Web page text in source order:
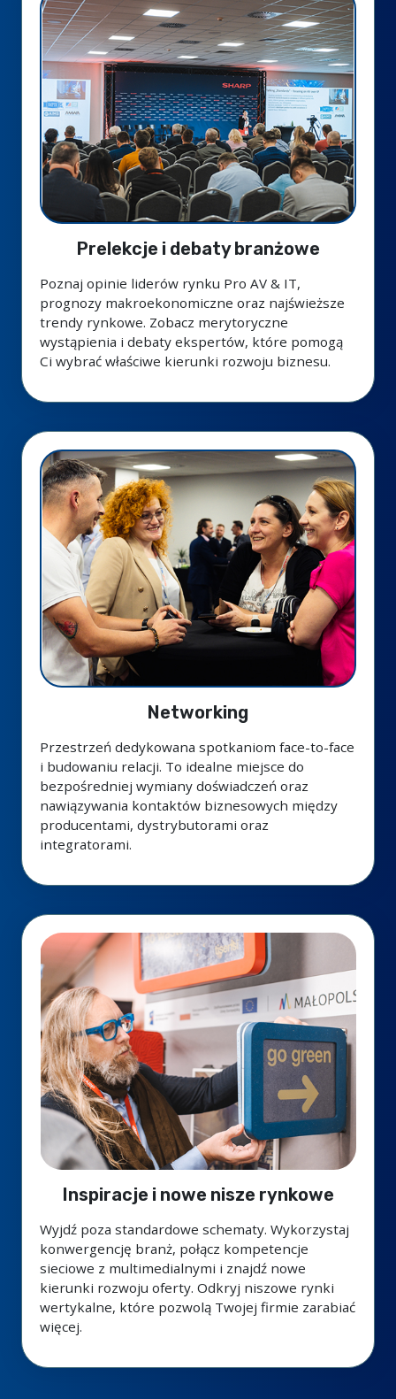
Prelekcje i debaty branżowe
Poznaj opinie liderów rynku Pro AV & IT,
prognozy makroekonomiczne oraz najświeższe
trendy rynkowe. Zobacz merytoryczne
wystąpienia i debaty ekspertów, które pomogą
Ci wybrać właściwe kierunki rozwoju biznesu.
Networking
Przestrzeń dedykowana spotkaniom face-to-face
i budowaniu relacji. To idealne miejsce do
bezpośredniej wymiany doświadczeń oraz
nawiązywania kontaktów biznesowych między
producentami, dystrybutorami oraz
integratorami.
Inspiracje i nowe nisze rynkowe
Wyjdź poza standardowe schematy. Wykorzystaj
konwergencję branż, połącz kompetencje
sieciowe z multimedialnymi i znajdź nowe
kierunki rozwoju oferty. Odkryj niszowe rynki
wertykalne, które pozwolą Twojej firmie zarabiać
więcej.